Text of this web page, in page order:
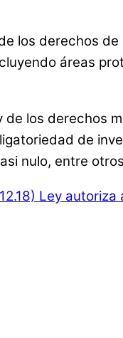
los derechos
áreas
los derechos
de
nulo, entre
Ley autoriza